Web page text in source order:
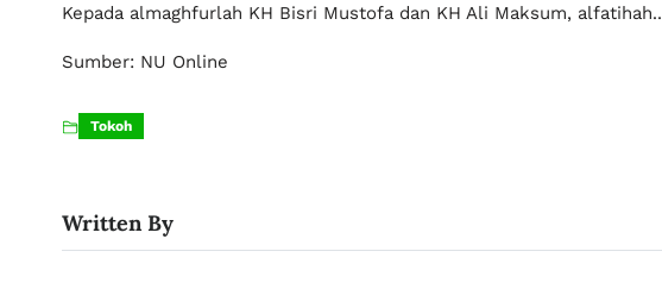
Kepada almaghfurlah KH Bisri Mustofa dan KH Ali Maksum, alfatihah..
Sumber: NU Online
Tokoh
Written By